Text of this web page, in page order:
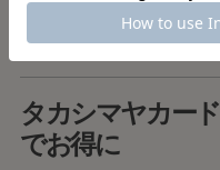
一部商品を除き、
お届け後7日以内の場合
返品することが可能です
タカシマヤカード
でお得に